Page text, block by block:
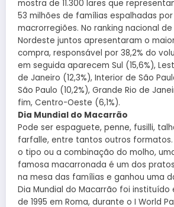
mostra de 11.300 lares que
53 milhões de famílias espalhadas
macrorregiões. No ranking nacional
Nordeste juntos apresentaram o
compra, responsável por 38,2% do
em seguida aparecem Sul (15,6%),
de Janeiro (12,3%), Interior de São
São Paulo (10,2%), Grande Rio de
fim, Centro-Oeste (6,1%).
Dia Mundial do Macarrão
Pode ser espaguete, penne, fusilli,
farfalle, entre tantos outros
o tipo ou a combinação do molho,
famosa macarronada é um dos
na mesa das famílias e ganhou uma
Dia Mundial do Macarrão foi instituído
de 1995 em Roma, durante o I World